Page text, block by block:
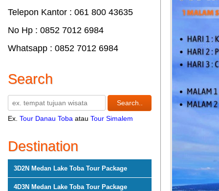
Telepon Kantor : 061‎ 800 43635
No Hp : 0852 7012 6984
Whatsapp : 0852 7012 6984
Search
Ex. Tour Danau Toba atau Tour Simalem
Destination
3D2N Medan Lake Toba Tour Package
4D3N Medan Lake Toba Tour Package